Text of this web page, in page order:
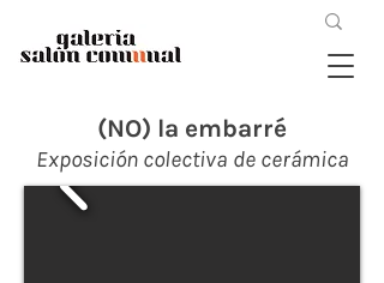
(NO) la embarré
Exposición colectiva de cerámica